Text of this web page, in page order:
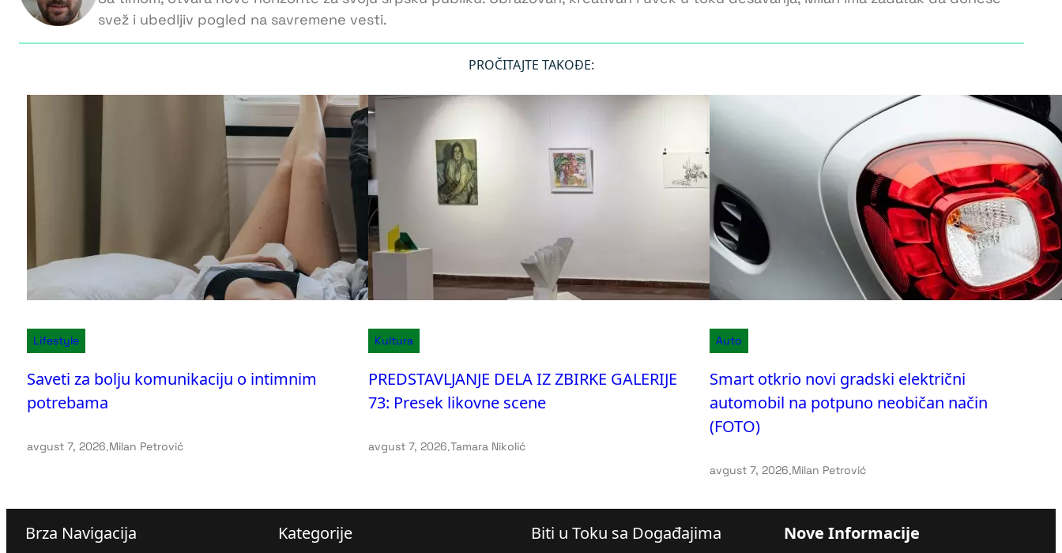
svež i ubedljiv pogled na savremene vesti.
PROČITAJTE TAKOĐE:
Lifestyle
Saveti za bolju komunikaciju o intimnim
potrebama
avgust 7, 2026.Milan Petrović
Kultura
PREDSTAVLJANJE DELA IZ ZBIRKE GALERIJE
73: Presek likovne scene
avgust 7, 2026.Tamara Nikolić
Auto
Smart otkrio novi gradski električni
automobil na potpuno neobičan način
(FOTO)
avgust 7, 2026.Milan Petrović
Brza Navigacija Kategorije Biti u Toku sa Događajima Nove Informacije